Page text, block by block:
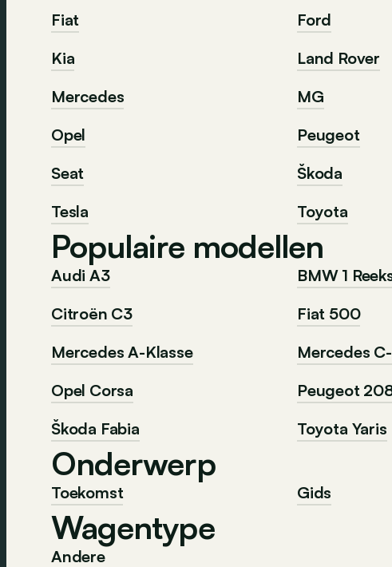
Fiat
Ford
Kia
Land Rover
Mercedes
MG
Opel
Peugeot
Seat
Škoda
Tesla
Toyota
Populaire modellen
Audi A3 BMW 1
Citroën C3
Fiat 500
Mercedes A-Klasse
Mercedes
Opel Corsa
Peugeot
Škoda Fabia
Toyota Yaris
Onderwerp
Toekomst Gids
Wagentype
Andere